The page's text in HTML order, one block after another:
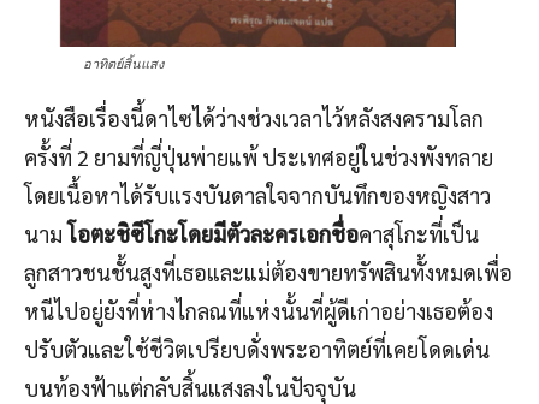
อาทิตย์สิ้นแสง
หนังสือเรื่องนี้ดาไซได้ว่างช่วงเวลาไว้หลังสงครามโลก
ครั้งที่ 2 ยามที่ญี่ปุ่นพ่ายแพ้ ประเทศอยู่ในช่วงพังทลาย
โดยเนื้อหาได้รับแรงบันดาลใจจากบันทึกของหญิงสาว
นามโอตะชิซึโกะโดยมีตัวละครเอกชื่อคาสุโกะที่เป็น
ลูกสาวชนชั้นสูงที่เธอและแม่ต้องขายทรัพสินทั้งหมดเพื่อ
หนีไปอยู่ยังที่ห่างไกลณที่แห่งนั้นที่ผู้ดีเก่าอย่างเธอต้อง
ปรับตัวและใช้ชีวิตเปรียบดั่งพระอาทิตย์ที่เคยโดดเด่น
บนท้องฟ้าแต่กลับสิ้นแสงลงในปัจจุบัน